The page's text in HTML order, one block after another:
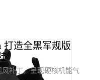
打造全黑军规版
补丁，呈现硬核机能气